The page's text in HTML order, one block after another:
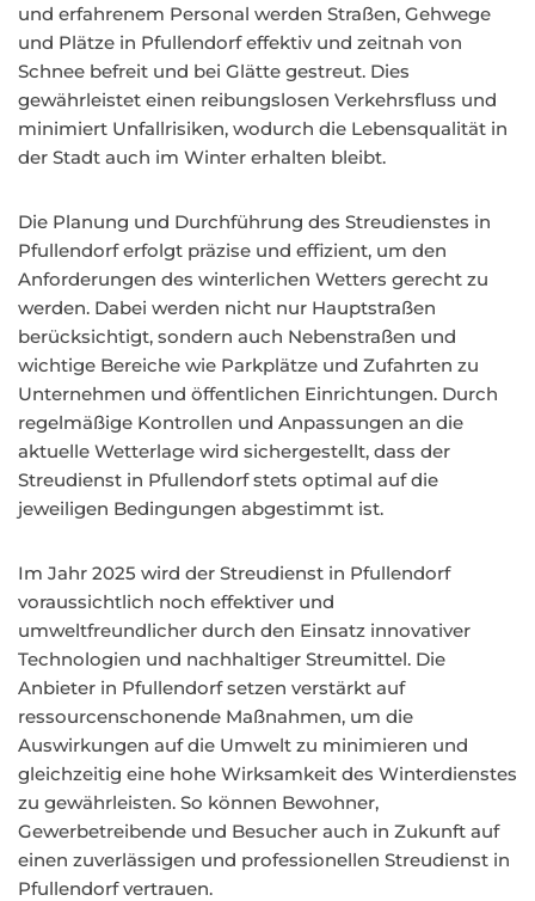
und erfahrenem Personal werden Straßen, Gehwege
und Plätze in Pfullendorf effektiv und zeitnah von
Schnee befreit und bei Glätte gestreut. Dies
gewährleistet einen reibungslosen Verkehrsfluss und
minimiert Unfallrisiken, wodurch die Lebensqualität in
der Stadt auch im Winter erhalten bleibt.
Die Planung und Durchführung des Streudienstes in
Pfullendorf erfolgt präzise und effizient, um den
Anforderungen des winterlichen Wetters gerecht zu
werden. Dabei werden nicht nur Hauptstraßen
berücksichtigt, sondern auch Nebenstraßen und
wichtige Bereiche wie Parkplätze und Zufahrten zu
Unternehmen und öffentlichen Einrichtungen. Durch
regelmäßige Kontrollen und Anpassungen an die
aktuelle Wetterlage wird sichergestellt, dass der
Streudienst in Pfullendorf stets optimal auf die
jeweiligen Bedingungen abgestimmt ist.
Im Jahr 2025 wird der Streudienst in Pfullendorf
voraussichtlich noch effektiver und
umweltfreundlicher durch den Einsatz innovativer
Technologien und nachhaltiger Streumittel. Die
Anbieter in Pfullendorf setzen verstärkt auf
ressourcenschonende Maßnahmen, um die
Auswirkungen auf die Umwelt zu minimieren und
gleichzeitig eine hohe Wirksamkeit des Winterdienstes
zu gewährleisten. So können Bewohner,
Gewerbetreibende und Besucher auch in Zukunft auf
einen zuverlässigen und professionellen Streudienst in
Pfullendorf vertrauen.